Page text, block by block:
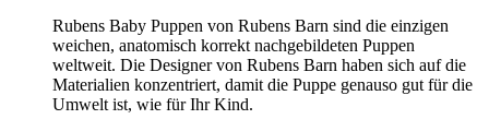
Rubens Baby Puppen von Rubens Barn sind die einzigen
weichen, anatomisch korrekt nachgebildeten Puppen
weltweit. Die Designer von Rubens Barn haben sich auf die
Materialien konzentriert, damit die Puppe genauso gut für die
Umwelt ist, wie für Ihr Kind.